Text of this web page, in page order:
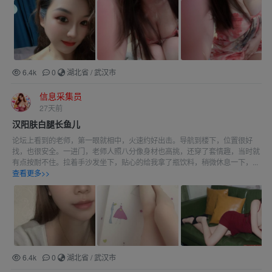
6.4k 0 湖北省/ 武汉市
信息采集员
27天前
汉阳肤白腿长鱼儿
论坛上看到的老师，第一眼就相中，火速约好出击。导航到楼下，位置很好
找，也很安全。一进门，老师人照八分像身材也高挑，还穿了套情趣，当时就
有点按耐不住。拉着手沙发坐下，贴心的给我拿了瓶饮料，稍微休息一下，...
查看更多>>
6.4k 0 湖北省/ 武汉市